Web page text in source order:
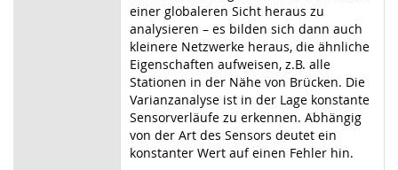
einer globaleren Sicht heraus zu
analysieren – es bilden sich dann auch
kleinere Netzwerke heraus, die ähnliche
Eigenschaften aufweisen, z.B. alle
Stationen in der Nähe von Brücken. Die
Varianzanalyse ist in der Lage konstante
Sensorverläufe zu erkennen. Abhängig
von der Art des Sensors deutet ein
konstanter Wert auf einen Fehler hin.